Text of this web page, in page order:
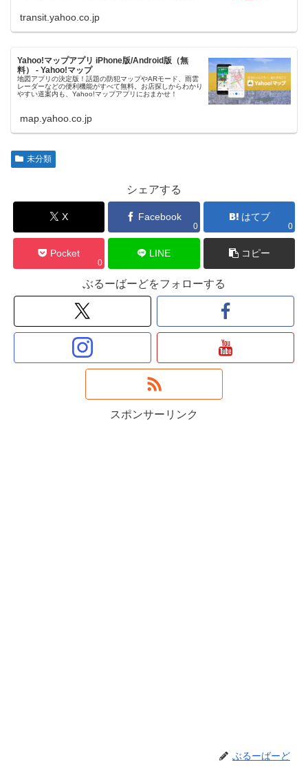
transit.yahoo.co.jp
Yahoo!マップアプリ iPhone版/Android版（無
料） - Yahoo!マップ
地図アプリの決定版！話題の防犯マップやARモード、雨雲
レーダーなどの便利機能がすべて無料。お店探しからわかり
やすい道案内も、Yahoo!マップアプリにおまかせ！
map.yahoo.co.jp
未分類
シェアする
X Facebook
0
はてブ
0
Pocket
0
LINE コピー
ぶるーばーどをフォローする
スポンサーリンク
ぶるーばーど